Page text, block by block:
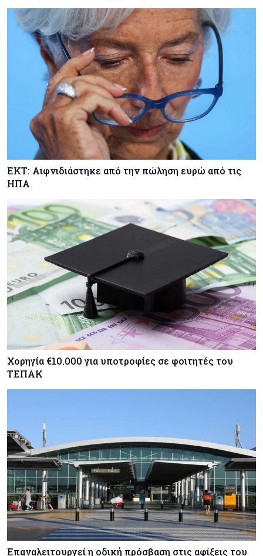
ΕΚΤ: Αιφνιδιάστηκε από την πώληση ευρώ από τις
ΗΠΑ
Χορηγία €10.000 για υποτροφίες σε φοιτητές του
ΤΕΠΑΚ
Επαναλειτουργεί η οδική πρόσβαση στις αφίξεις του